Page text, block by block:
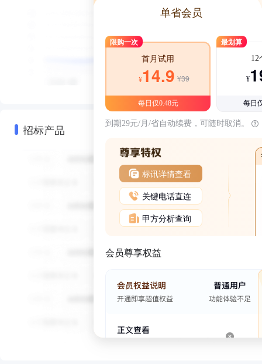
招标产品
单省会员
限购一次
首月试用
¥14.9 ¥39
每日仅0.48元
最划算
12
¥
每日
到期29元/月/省自动续费，可随时取消。
标讯详情查看
关键电话直连
甲方分析查询
会员尊享权益